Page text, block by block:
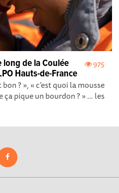
975
long de la Coulée
Hauts-de-France
? », « c’est quoi la mousse
ça pique un bourdon ? » … les